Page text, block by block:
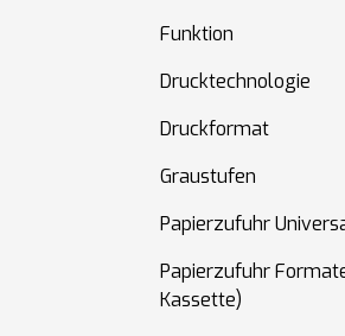
Funktion
Drucktechnologie
Druckformat
Graustufen
Papierzufuhr
Papierzufuhr
Kassette)